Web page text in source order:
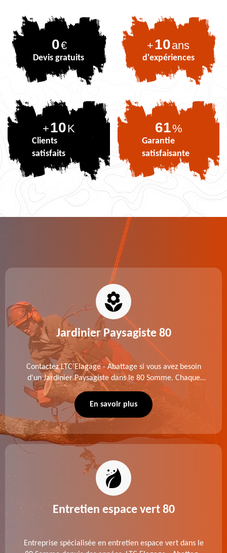
0€
Devis gratuits
+10ans
d'expériences
+10K
Clients
satisfaits
74%
Garantie
satisfaisante
Jardinier Paysagiste 80
Contactez LTC Elagage - Abattage si vous avez besoin
d'un Jardinier Paysagiste dans le 80 Somme. Chaque
intervention est exécutée selon les normes en vigueur.
Découvrez un extérieur exceptionnel grâce à notre
En savoir plus
Entretien espace vert 80
Entreprise spécialisée en entretien espace vert dans le